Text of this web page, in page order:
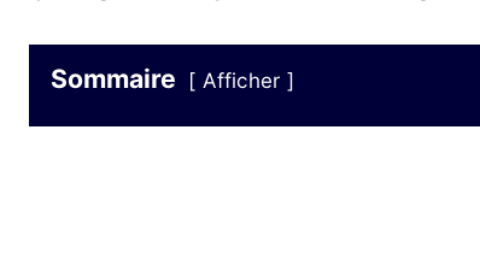
Sommaire Afficher